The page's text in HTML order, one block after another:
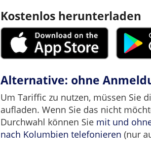
Kostenlos herunterladen
Alternative: ohne
Um Tariffic zu nutzen, müssen Sie
aufladen. Wenn Sie das nicht
Durchwahl können Sie mit und
nach Kolumbien telefonieren (nur